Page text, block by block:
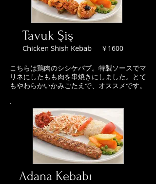
Tavuk Şiş
Chicken Shish Kebab ￥1600
こちらは鶏肉のシシケバブ。特製ソースでマ
リネにしたもも肉を串焼きにしました。とて
もやわらかいかみごたえで、オススメです。
Adana Kebabı